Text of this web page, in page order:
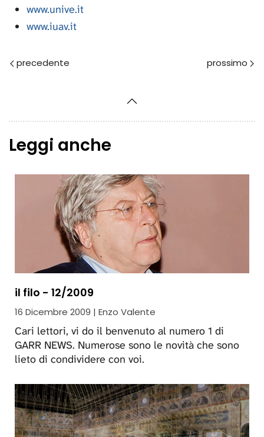
www.unive.it
www.iuav.it
Leggi anche
il filo - 12/2009
16 Dicembre 2009 | Enzo Valente
Cari lettori, vi do il benvenuto al numero 1 di
GARR NEWS. Numerose sono le novità che sono
lieto di condividere con voi.